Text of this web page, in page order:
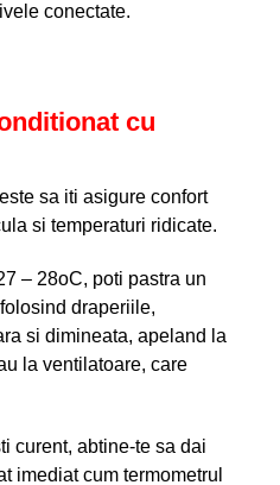
conectate.
cu
sa iti asigure confort
si temperaturi ridicate.
– 28oC, poti pastra un
draperiile,
si dimineata, apeland la
la ventilatoare, care
curent, abtine-te sa dai
imediat cum termometrul